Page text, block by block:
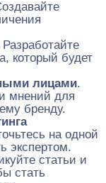
Разработайте
который будет
лицами.
мнений для
бренду.
на одной
экспертом.
статьи и
стать